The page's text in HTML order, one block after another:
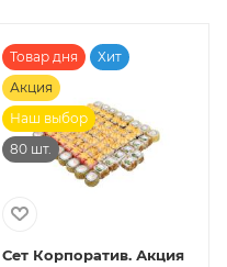
Товар дня
Хит
Акция
Наш выбор
80 шт.
Сет Корпоратив. Акция